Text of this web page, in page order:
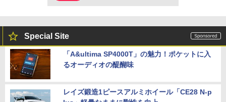
Special Site
「A&ultima SP4000T」の魅力！ポケットに入
るオーディオの醍醐味
レイズ鍛造1ピースアルミホイール「CE28 N-p